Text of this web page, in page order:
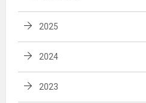
2025
2024
2023